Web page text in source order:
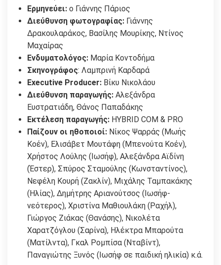
Ερμηνεύει: ο Γιάννης Πάριος
Διεύθυνση φωτογραφίας: Γιάννης
Δρακουλαράκος, Βασίλης Μουρίκης, Ντίνος
Μαχαίρας
Ενδυματολόγος: Μαρία Κοντοδήμα
Σκηνογράφος: Λαμπρινή Καρδαρά
Executive Producer: Βίκυ Νικολάου
Διεύθυνση παραγωγής: Αλεξάνδρα
Ευστρατιάδη, Θάνος Παπαδάκης
Εκτέλεση παραγωγής: HYBRID COM & PRO
Παίζουν οι ηθοποιοί: Νίκος Ψαρράς (Μωής
Κοέν), Ελισάβετ Μουτάφη (Μπενούτα Κοέν),
Χρήστος Λούλης (Ιωσήφ), Αλεξάνδρα Αϊδίνη
(Έστερ), Σπύρος Σταμούλης (Κωνσταντίνος),
Νεφέλη Κουρή (Ζακλίν), Μιχάλης Ταμπακάκης
(Ηλίας), Δημήτρης Αριανούτσος (Ιωσήφ-
νεότερος), Χριστίνα Μαθιουλάκη (Ραχήλ),
Γιώργος Ζιάκας (Θανάσης), Νικολέτα
Χαρατζόγλου (Σαρίνα), Ηλέκτρα Μπαρούτα
(Ματίλντα), Γκαλ Ρομπίσα (Νταβίντ),
Παναγιώτης Ξυνός (Ιωσήφ σε παιδική ηλικία) κ.ά.